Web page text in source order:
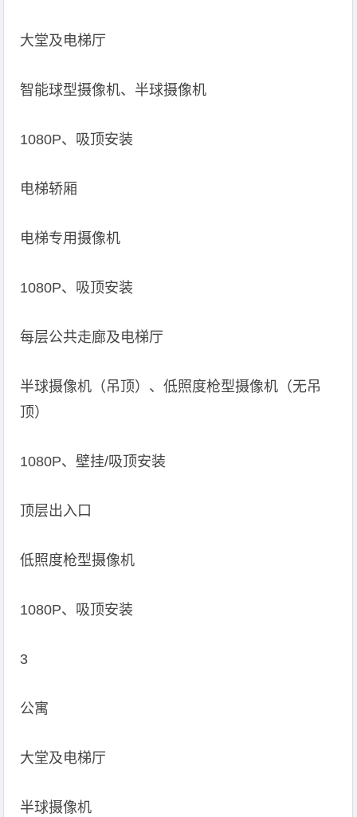
大堂及电梯厅
智能球型摄像机、半球摄像机
1080P、吸顶安装
电梯轿厢
电梯专用摄像机
1080P、吸顶安装
每层公共走廊及电梯厅
半球摄像机（吊顶）、低照度枪型摄像机（无吊
顶）
1080P、壁挂/吸顶安装
顶层出入口
低照度枪型摄像机
1080P、吸顶安装
3
公寓
大堂及电梯厅
半球摄像机